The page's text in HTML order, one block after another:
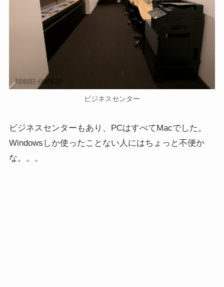
ビジネスセンター
ビジネスセンターもあり、PCはすべてMacでした。
Windowsしか使ったことない人にはちょっと不便か
な。。。